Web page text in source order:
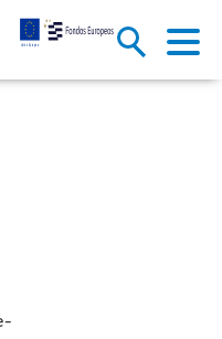
por más de